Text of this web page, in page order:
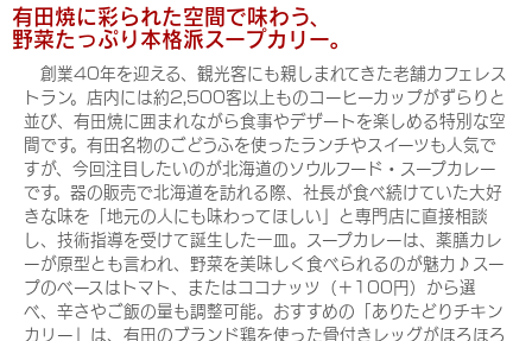
有田焼に彩られた空間で味わう、
野菜たっぷり本格派スープカリー。
創業40年を迎える、観光客にも親しまれてきた老舗カフェレス
トラン。店内には約2,500客以上ものコーヒーカップがずらりと
並び、有田焼に囲まれながら食事やデザートを楽しめる特別な空
間です。有田名物のごどうふを使ったランチやスイーツも人気で
すが、今回注目したいのが北海道のソウルフード・スープカレー
です。器の販売で北海道を訪れる際、社長が食べ続けていた大好
きな味を「地元の人にも味わってほしい」と専門店に直接相談
し、技術指導を受けて誕生した一皿。スープカレーは、薬膳カレ
ーが原型とも言われ、野菜を美味しく食べられるのが魅力♪スー
プのベースはトマト、またはココナッツ（＋100円）から選
べ、辛さやご飯の量も調整可能。おすすめの「ありたどりチキン
カリー」は、有田のブランド鶏を使った骨付きレッグがほろほろ